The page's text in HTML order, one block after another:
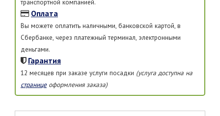
транспортной компанией.
Оплата
Вы можете оплатить наличными, банковской картой, в
Сбербанке, через платежный терминал, электронными
деньгами.
Гарантия
12 месяцев при заказе услуги посадки (услуга доступна на
страницеоформления заказа)